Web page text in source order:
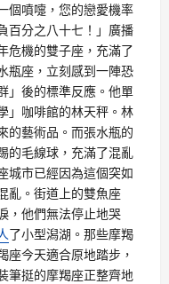
個噴嚏，您的戀愛機率
百分之八十七！」廣播
危機的雙子座，充滿了
瓶座，立刻感到一陣恐
」後的標準反應。他單
」咖啡館的林天秤。林
的藝術品。而張水瓶的
的毛線球，充滿了混亂
城市已經因為這個突如
亂。街道上的雙魚座
，他們無法停止地哭
了小型潟湖。那些摩羯
座今天適合原地踏步，
筆挺的摩羯座正整齊地